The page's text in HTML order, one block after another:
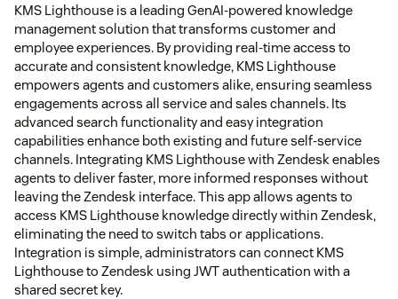
KMS Lighthouse is a leading GenAI-powered knowledge
management solution that transforms customer and
employee experiences. By providing real-time access to
accurate and consistent knowledge, KMS Lighthouse
empowers agents and customers alike, ensuring seamless
engagements across all service and sales channels. Its
advanced search functionality and easy integration
capabilities enhance both existing and future self-service
channels. Integrating KMS Lighthouse with Zendesk enables
agents to deliver faster, more informed responses without
leaving the Zendesk interface. This app allows agents to
access KMS Lighthouse knowledge directly within Zendesk,
eliminating the need to switch tabs or applications.
Integration is simple, administrators can connect KMS
Lighthouse to Zendesk using JWT authentication with a
shared secret key.